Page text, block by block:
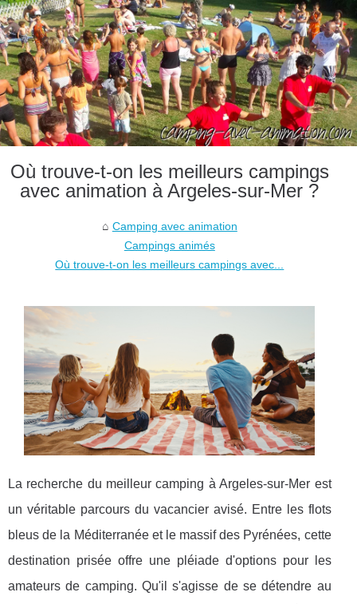
Où trouve-t-on les meilleurs campings
avec animation à Argeles-sur-Mer ?
Camping avec animation
Campings animés
Où trouve-t-on les meilleurs campings avec...
La recherche du meilleur camping à Argeles-sur-Mer est
un véritable parcours du vacancier avisé. Entre les flots
bleus de la Méditerranée et le massif des Pyrénées, cette
destination prisée offre une pléiade d'options pour les
amateurs de camping. Qu'il s'agisse de se détendre au